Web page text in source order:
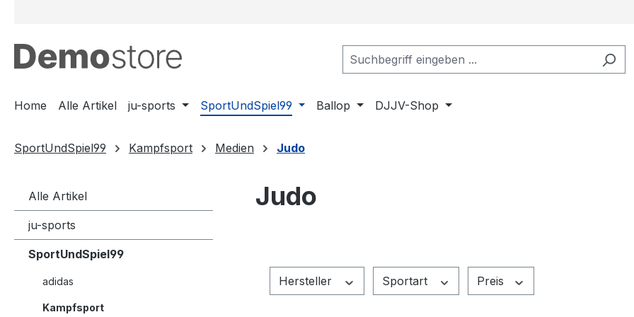
Home Alle Artikel ju-sports SportUndSpiel99 Ballop DJJV-Shop
SportUndSpiel99 Kampfsport Medien Judo
Alle Artikel
ju-sports
SportUndSpiel99
adidas
Kampfsport
Judo
Hersteller Sportart Preis